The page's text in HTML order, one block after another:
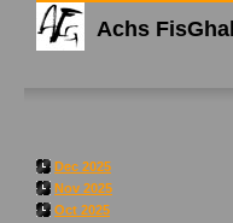
Achs FisGhal
Dec 2025
Nov 2025
Oct 2025